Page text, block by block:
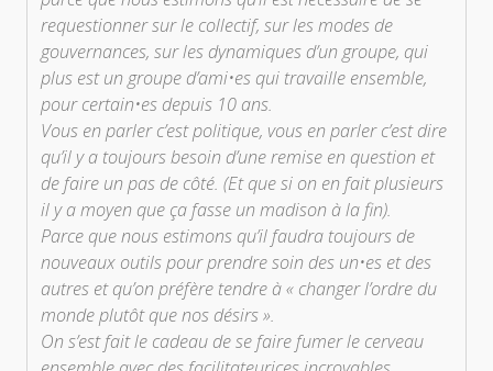
requestionner sur le collectif, sur les modes de
gouvernances, sur les dynamiques d’un groupe, qui
plus est un groupe d’ami•es qui travaille ensemble,
pour certain•es depuis 10 ans.
Vous en parler c’est politique, vous en parler c’est dire
qu’il y a toujours besoin d’une remise en question et
de faire un pas de côté. (Et que si on en fait plusieurs
il y a moyen que ça fasse un madison à la fin).
Parce que nous estimons qu’il faudra toujours de
nouveaux outils pour prendre soin des un•es et des
autres et qu’on préfère tendre à « changer l’ordre du
monde plutôt que nos désirs ».
On s’est fait le cadeau de se faire fumer le cerveau